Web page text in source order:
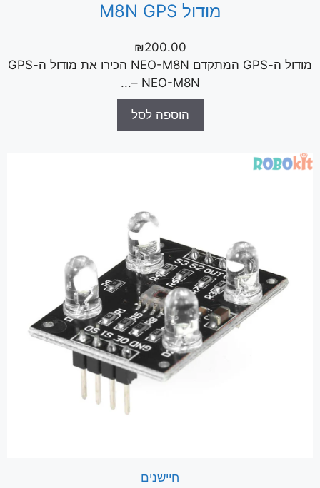
מודול M8N GPS
₪200.00
מודול ה-GPS המתקדם NEO-M8N הכירו את מודול ה-GPS
NEO-M8N –...
הוספה לסל
חיישנים